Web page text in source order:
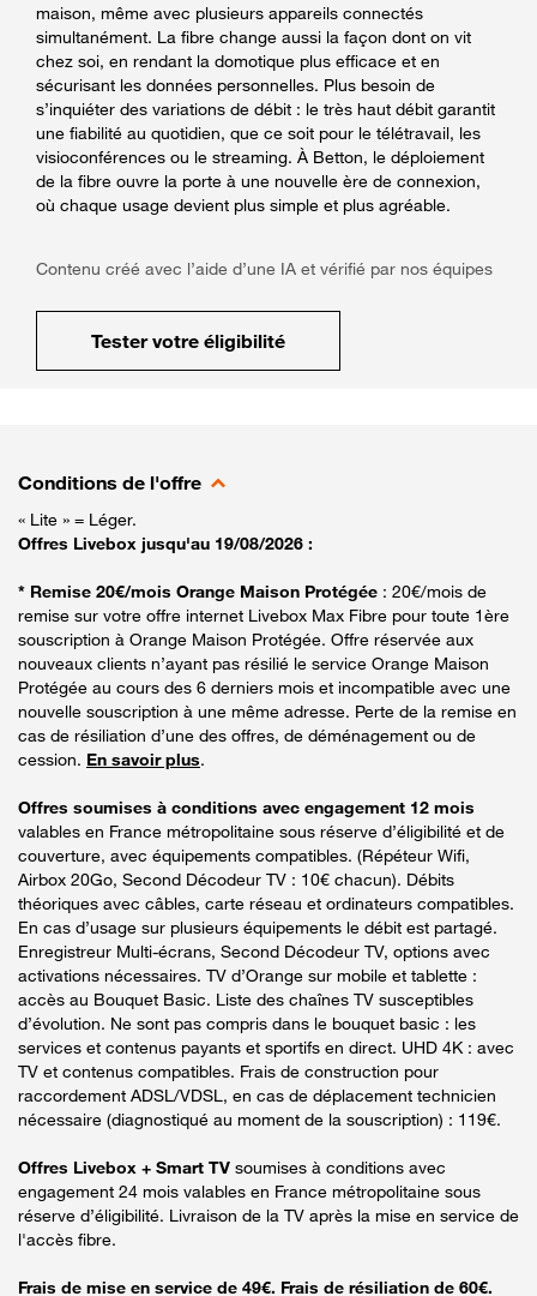
maison, même avec plusieurs appareils connectés
simultanément. La fibre change aussi la façon dont on vit
chez soi, en rendant la domotique plus efficace et en
sécurisant les données personnelles. Plus besoin de
s’inquiéter des variations de débit : le très haut débit garantit
une fiabilité au quotidien, que ce soit pour le télétravail, les
visioconférences ou le streaming. À Betton, le déploiement
de la fibre ouvre la porte à une nouvelle ère de connexion,
où chaque usage devient plus simple et plus agréable.
Contenu créé avec l’aide d’une IA et vérifié par nos équipes
Tester votre éligibilité
Conditions de l'offre
« Lite » = Léger.
Offres Livebox jusqu'au 19/08/2026 :
* Remise 20€/mois Orange Maison Protégée : 20€/mois de
remise sur votre offre internet Livebox Max Fibre pour toute 1ère
souscription à Orange Maison Protégée. Offre réservée aux
nouveaux clients n’ayant pas résilié le service Orange Maison
Protégée au cours des 6 derniers mois et incompatible avec une
nouvelle souscription à une même adresse. Perte de la remise en
cas de résiliation d’une des offres, de déménagement ou de
cession. En savoir plus.
Offres soumises à conditions avec engagement 12 mois
valables en France métropolitaine sous réserve d’éligibilité et de
couverture, avec équipements compatibles. (Répéteur Wifi,
Airbox 20Go, Second Décodeur TV : 10€ chacun). Débits
théoriques avec câbles, carte réseau et ordinateurs compatibles.
En cas d’usage sur plusieurs équipements le débit est partagé.
Enregistreur Multi-écrans, Second Décodeur TV, options avec
activations nécessaires. TV d’Orange sur mobile et tablette :
accès au Bouquet Basic. Liste des chaînes TV susceptibles
d’évolution. Ne sont pas compris dans le bouquet basic : les
services et contenus payants et sportifs en direct. UHD 4K : avec
TV et contenus compatibles. Frais de construction pour
raccordement ADSL/VDSL, en cas de déplacement technicien
nécessaire (diagnostiqué au moment de la souscription) : 119€.
Offres Livebox + Smart TV soumises à conditions avec
engagement 24 mois valables en France métropolitaine sous
réserve d’éligibilité. Livraison de la TV après la mise en service de
l'accès fibre.
Frais de mise en service de 49€. Frais de résiliation de 60€.